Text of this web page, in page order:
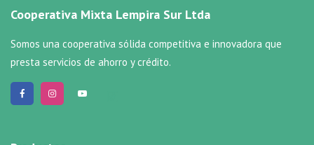
Cooperativa Mixta Lempira Sur Ltda
Somos una cooperativa sólida competitiva e innovadora que
presta servicios de ahorro y crédito.